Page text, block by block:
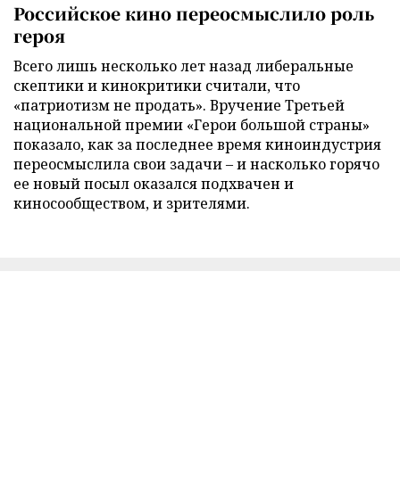
Российское кино переосмыслило роль
героя
Всего лишь несколько лет назад либеральные
скептики и кинокритики считали, что
«патриотизм не продать». Вручение Третьей
национальной премии «Герои большой страны»
показало, как за последнее время киноиндустрия
переосмыслила свои задачи – и насколько горячо
ее новый посыл оказался подхвачен и
киносообществом, и зрителями.